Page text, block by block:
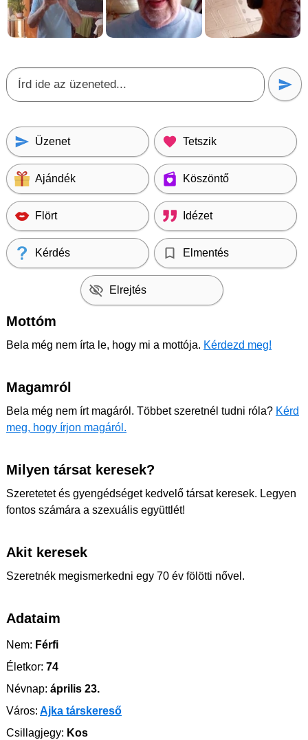
Üzenet Tetszik
Ajándék Köszöntő
Flört Idézet
Kérdés Elmentés
Elrejtés
Mottóm
Bela még nem írta le, hogy mi a mottója. Kérdezd meg!
Magamról
Bela még nem írt magáról. Többet szeretnél tudni róla? Kérd
meg, hogy írjon magáról.
Milyen társat keresek?
Szeretetet és gyengédséget kedvelő társat keresek. Legyen
fontos számára a szexuális együttlét!
Akit keresek
Szeretnék megismerkedni egy 70 év fölötti nővel.
Adataim
Nem: Férfi
Életkor: 74
Névnap: április 23.
Város: Ajka társkereső
Csillagjegy: Kos